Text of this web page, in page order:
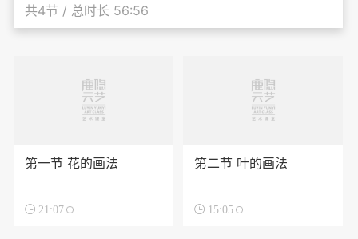
共4节 / 总时长 56:56
第一节 花的画法
 21:07
第二节 叶的画法
 15:05